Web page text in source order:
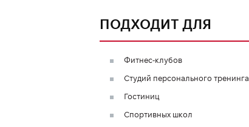
ПОДХОДИТ ДЛЯ
Фитнес-клубов
Студий персонального тренинга
Гостиниц
Спортивных школ